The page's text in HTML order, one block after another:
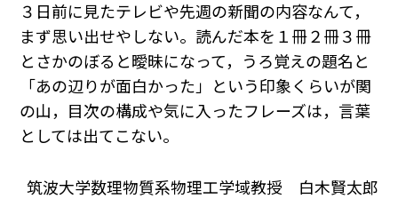
３日前に見たテレビや先週の新聞の内容なんて，
まず思い出せやしない。読んだ本を１冊２冊３冊
とさかのぼると曖昧になって，うろ覚えの題名と
「あの辺りが面白かった」という印象くらいが関
の山，目次の構成や気に入ったフレーズは，言葉
としては出てこない。
筑波大学数理物質系物理工学域教授 白木賢太郎